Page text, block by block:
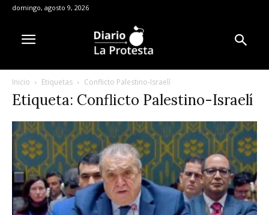
domingo, agosto 9, 2026
Inicio Etiquetas Conflicto Palestino-Israelí
Etiqueta: Conflicto Palestino-Israelí